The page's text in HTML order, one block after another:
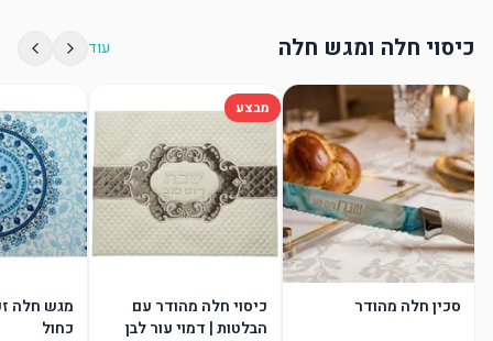
כיסוי חלה ומגש חלה עוד
סכין חלה מהודר
מבצע
כיסוי חלה מהודר עם
הבלטות | דמוי עור לבן
מגש חלה
כחול